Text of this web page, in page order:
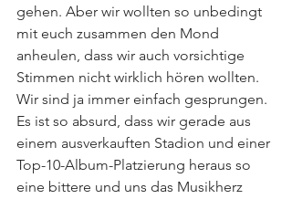
gehen. Aber wir wollten so unbedingt
mit euch zusammen den Mond
anheulen, dass wir auch vorsichtige
Stimmen nicht wirklich hören wollten.
Wir sind ja immer einfach gesprungen.
Es ist so absurd, dass wir gerade aus
einem ausverkauften Stadion und einer
Top-10-Album-Platzierung heraus so
eine bittere und uns das Musikherz